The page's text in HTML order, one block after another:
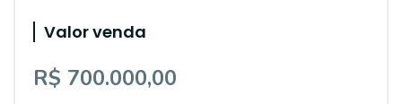
Valor venda
R$ 700.000,00